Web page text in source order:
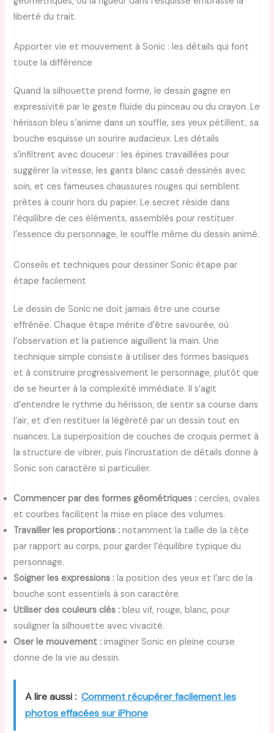
liberté du trait.
Apporter vie et mouvement à Sonic : les détails qui font
toute la différence
Quand la silhouette prend forme, le dessin gagne en
expressivité par le geste fluide du pinceau ou du crayon. Le
hérisson bleu s’anime dans un souffle, ses yeux pétillent, sa
bouche esquisse un sourire audacieux. Les détails
s’infiltrent avec douceur : les épines travaillées pour
suggérer la vitesse, les gants blanc cassé dessinés avec
soin, et ces fameuses chaussures rouges qui semblent
prêtes à courir hors du papier. Le secret réside dans
l’équilibre de ces éléments, assemblés pour restituer
l’essence du personnage, le souffle même du dessin animé.
Conseils et techniques pour dessiner Sonic étape par
étape facilement
Le dessin de Sonic ne doit jamais être une course
effrénée. Chaque étape mérite d’être savourée, où
l’observation et la patience aiguillent la main. Une
technique simple consiste à utiliser des formes basiques
et à construire progressivement le personnage, plutôt que
de se heurter à la complexité immédiate. Il s’agit
d’entendre le rythme du hérisson, de sentir sa course dans
l’air, et d’en restituer la légèreté par un dessin tout en
nuances. La superposition de couches de croquis permet à
la structure de vibrer, puis l’incrustation de détails donne à
Sonic son caractère si particulier.
Commencer par des formes géométriques : cercles, ovales
et courbes facilitent la mise en place des volumes.
Travailler les proportions : notamment la taille de la tête
par rapport au corps, pour garder l’équilibre typique du
personnage.
Soigner les expressions : la position des yeux et l’arc de la
bouche sont essentiels à son caractère.
Utiliser des couleurs clés : bleu vif, rouge, blanc, pour
souligner la silhouette avec vivacité.
Oser le mouvement : imaginer Sonic en pleine course
donne de la vie au dessin.
A lire aussi : Comment récupérer facilement les
photos effacées sur iPhone